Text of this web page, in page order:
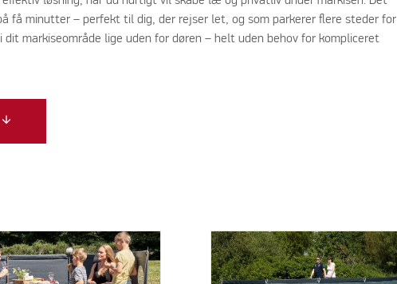
få minutter – perfekt til dig, der rejser let, og som parkerer flere steder for
markiseområde lige uden for døren – helt uden behov for kompliceret